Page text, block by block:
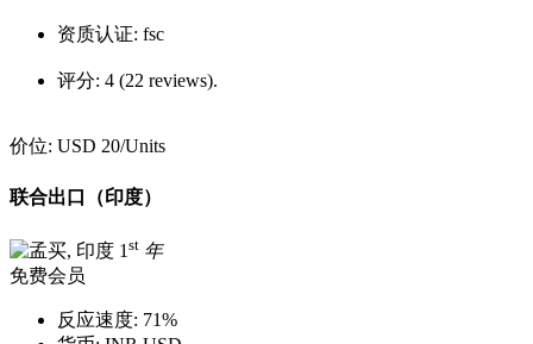
资质认证: fsc
评分: 4 (22 reviews).
价位: USD 20/Units
联合出口（印度）
1 st 年
免费会员
反应速度: 71%